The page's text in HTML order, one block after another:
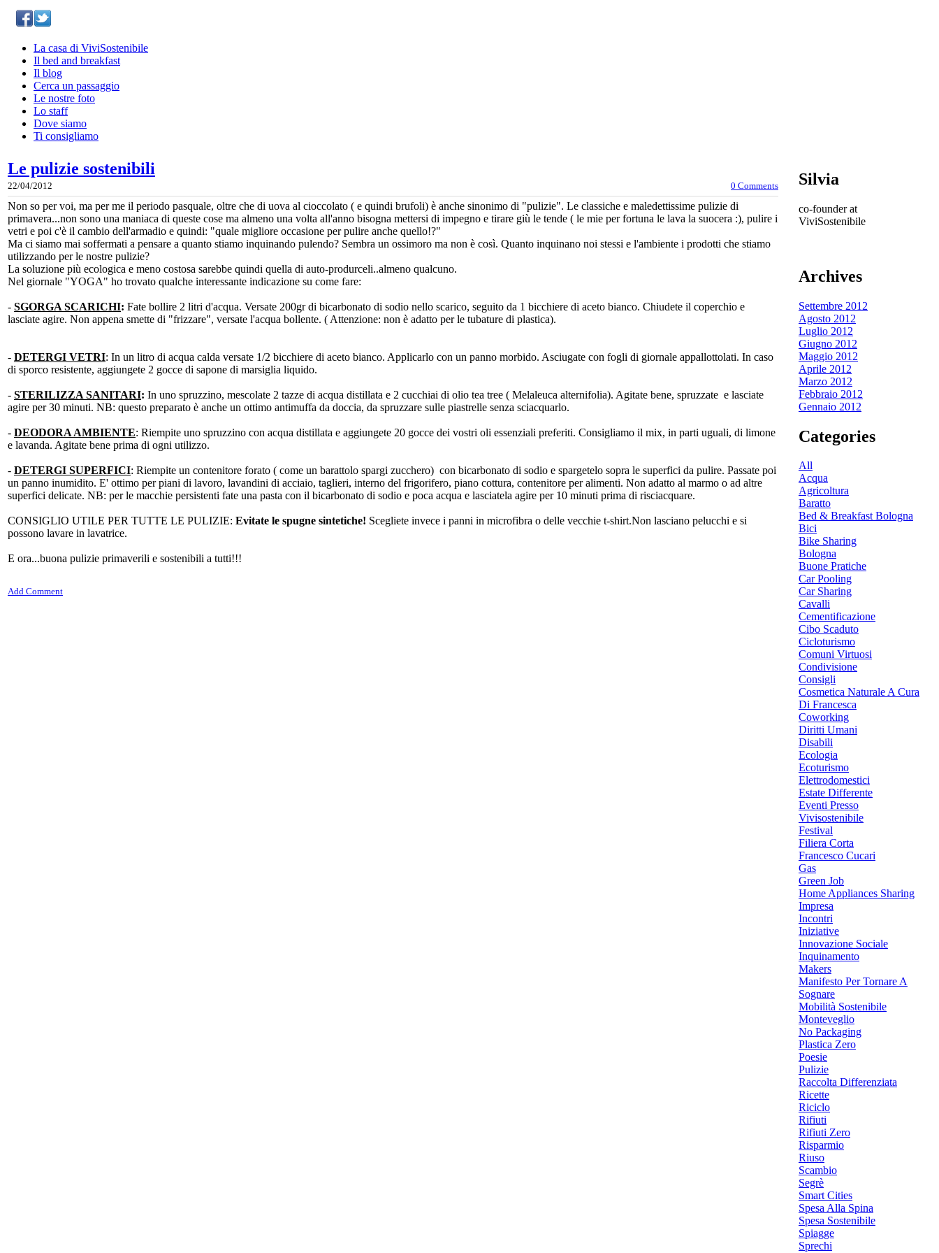
La casa di ViviSostenibile
Il bed and breakfast
Il blog
Cerca un passaggio
Le nostre foto
Lo staff
Dove siamo
Ti consigliamo
Le pulizie sostenibili
22/04/2012 0 Comments
Non so per voi, ma per me il periodo pasquale, oltre che di uova al cioccolato ( e quindi brufoli) è anche sinonimo di "pulizie". Le classiche e maledettissime pulizie di
primavera...non sono una maniaca di queste cose ma almeno una volta all'anno bisogna mettersi di impegno e tirare giù le tende ( le mie per fortuna le lava la suocera :), pulire i
vetri e poi c'è il cambio dell'armadio e quindi: "quale migliore occasione per pulire anche quello!?"
Ma ci siamo mai soffermati a pensare a quanto stiamo inquinando pulendo? Sembra un ossimoro ma non è così. Quanto inquinano noi stessi e l'ambiente i prodotti che stiamo
utilizzando per le nostre pulizie?
La soluzione più ecologica e meno costosa sarebbe quindi quella di auto-produrceli..almeno qualcuno.
Nel giornale "YOGA" ho trovato qualche interessante indicazione su come fare:
- SGORGA SCARICHI: Fate bollire 2 litri d'acqua. Versate 200gr di bicarbonato di sodio nello scarico, seguito da 1 bicchiere di aceto bianco. Chiudete il coperchio e
lasciate agire. Non appena smette di "frizzare", versate l'acqua bollente. ( Attenzione: non è adatto per le tubature di plastica).
- DETERGI VETRI: In un litro di acqua calda versate 1/2 bicchiere di aceto bianco. Applicarlo con un panno morbido. Asciugate con fogli di giornale appallottolati. In caso
di sporco resistente, aggiungete 2 gocce di sapone di marsiglia liquido.
- STERILIZZA SANITARI: In uno spruzzino, mescolate 2 tazze di acqua distillata e 2 cucchiai di olio tea tree ( Melaleuca alternifolia). Agitate bene, spruzzate e lasciate
agire per 30 minuti. NB: questo preparato è anche un ottimo antimuffa da doccia, da spruzzare sulle piastrelle senza sciacquarlo.
- DEODORA AMBIENTE: Riempite uno spruzzino con acqua distillata e aggiungete 20 gocce dei vostri oli essenziali preferiti. Consigliamo il mix, in parti uguali, di limone
e lavanda. Agitate bene prima di ogni utilizzo.
- DETERGI SUPERFICI: Riempite un contenitore forato ( come un barattolo spargi zucchero) con bicarbonato di sodio e spargetelo sopra le superfici da pulire. Passate poi
un panno inumidito. E' ottimo per piani di lavoro, lavandini di acciaio, taglieri, interno del frigorifero, piano cottura, contenitore per alimenti. Non adatto al marmo o ad altre
superfici delicate. NB: per le macchie persistenti fate una pasta con il bicarbonato di sodio e poca acqua e lasciatela agire per 10 minuti prima di risciacquare.
CONSIGLIO UTILE PER TUTTE LE PULIZIE: Evitate le spugne sintetiche! Scegliete invece i panni in microfibra o delle vecchie t-shirt.Non lasciano pelucchi e si
possono lavare in lavatrice.
E ora...buona pulizie primaverili e sostenibili a tutti!!!
Add Comment
Silvia
co-founder at
ViviSostenibile
Archives
Settembre 2012
Agosto 2012
Luglio 2012
Giugno 2012
Maggio 2012
Aprile 2012
Marzo 2012
Febbraio 2012
Gennaio 2012
Categories
All
Acqua
Agricoltura
Baratto
Bed & Breakfast Bologna
Bici
Bike Sharing
Bologna
Buone Pratiche
Car Pooling
Car Sharing
Cavalli
Cementificazione
Cibo Scaduto
Cicloturismo
Comuni Virtuosi
Condivisione
Consigli
Cosmetica Naturale A Cura
Di Francesca
Coworking
Diritti Umani
Disabili
Ecologia
Ecoturismo
Elettrodomestici
Estate Differente
Eventi Presso
Vivisostenibile
Festival
Filiera Corta
Francesco Cucari
Gas
Green Job
Home Appliances Sharing
Impresa
Incontri
Iniziative
Innovazione Sociale
Inquinamento
Makers
Manifesto Per Tornare A
Sognare
Mobilità Sostenibile
Monteveglio
No Packaging
Plastica Zero
Poesie
Pulizie
Raccolta Differenziata
Ricette
Riciclo
Rifiuti
Rifiuti Zero
Risparmio
Riuso
Scambio
Segrè
Smart Cities
Spesa Alla Spina
Spesa Sostenibile
Spiagge
Sprechi